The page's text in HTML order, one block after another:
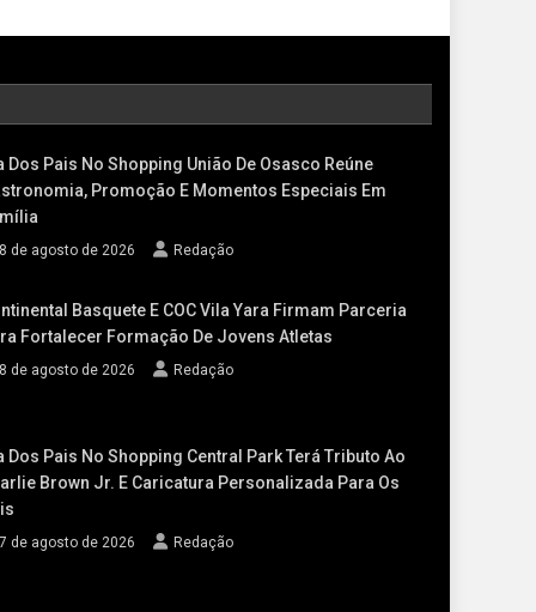
Dos Pais No Shopping União De Osasco Reúne
Promoção E Momentos Especiais Em
de agosto de 2026 Redação
Basquete E COC Vila Yara Firmam Parceria
Fortalecer Formação De Jovens Atletas
de agosto de 2026 Redação
Dos Pais No Shopping Central Park Terá Tributo Ao
Brown Jr. E Caricatura Personalizada Para Os
de agosto de 2026 Redação